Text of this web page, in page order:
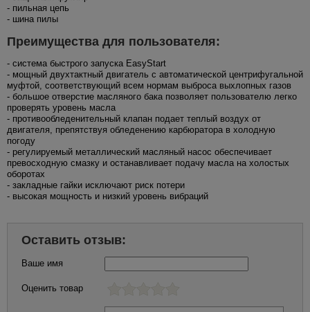
- пильная цепь
- шина пилы
Преимущества для пользователя:
- система быстрого запуска EasyStart
- мощный двухтактный двигатель с автоматической центрифугальной
муфтой, соответствующий всем нормам выброса выхлопных газов
- большое отверстие масляного бака позволяет пользователю легко
проверять уровень масла
- противообледенительный клапан подает теплый воздух от
двигателя, препятствуя обледенению карбюратора в холодную
погоду
- регулируемый металлический масляный насос обеспечивает
превосходную смазку и останавливает подачу масла на холостых
оборотах
- закладные гайки исключают риск потери
- высокая мощность и низкий уровень вибраций
Оставить отзыв:
Ваше имя
Оценить товар